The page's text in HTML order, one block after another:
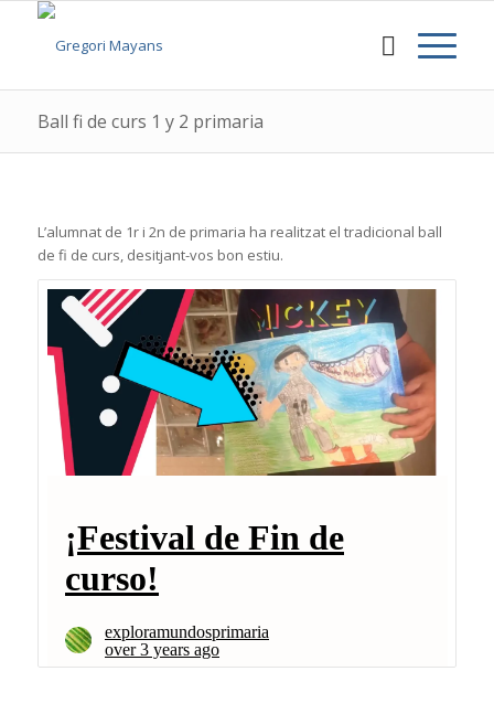
Ball fi de curs 1 y 2 primaria
L’alumnat de 1r i 2n de primaria ha realitzat el tradicional ball
de fi de curs, desitjant-vos bon estiu.